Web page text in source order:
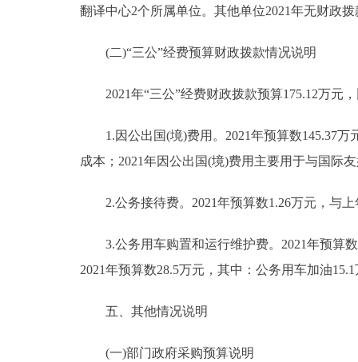
翻译中心2个所属单位。其他单位2021年无财政
(二)“三公”经费预算财政拨款情况说明
2021年“三公”经费财政拨款预算175.12万元，
1.因公出国(境)费用。2021年预算数145.37万
成本；2021年因公出国(境)费用主要用于与国际
2.公务接待费。2021年预算数1.26万元，与上
3.公务用车购置和运行维护费。2021年预算数
2021年预算数28.5万元，其中：公务用车加油
五、其他情况说明
(一)部门政府采购预算说明